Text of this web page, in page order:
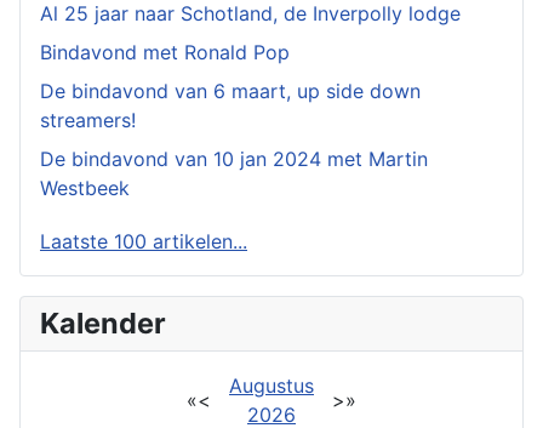
Al 25 jaar naar Schotland, de Inverpolly lodge
Bindavond met Ronald Pop
De bindavond van 6 maart, up side down
streamers!
De bindavond van 10 jan 2024 met Martin
Westbeek
Laatste 100 artikelen...
Kalender
«<
Augustus
2026
>»